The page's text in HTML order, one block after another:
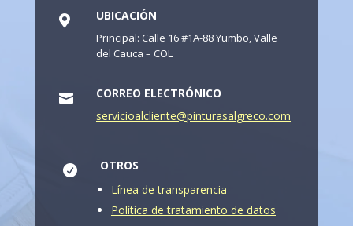
 UBICACIÓN
Principal: Calle 16 #1A-88 Yumbo, Valle
del Cauca – COL

CORREO ELECTRÓNICO
servicioalcliente@pinturasalgreco.com

OTROS
Línea de transparencia
Política de tratamiento de datos